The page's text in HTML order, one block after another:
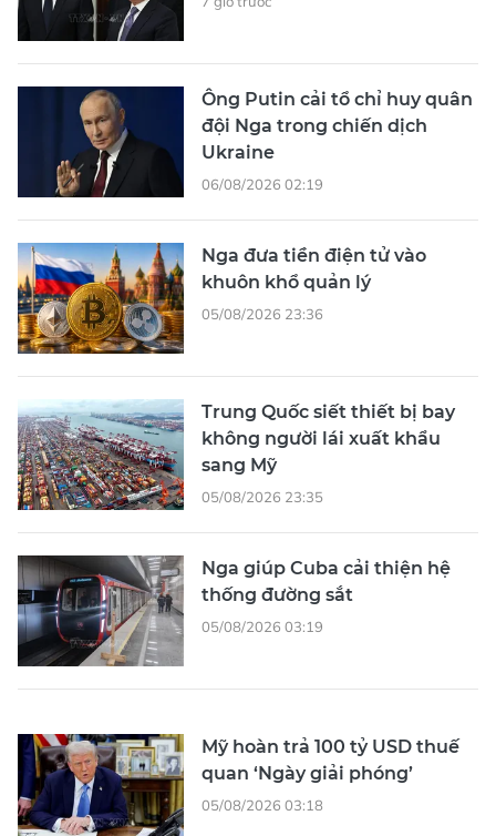
Ông Putin cải tổ chỉ huy quân
đội Nga trong chiến dịch
Ukraine
06/08/2026 02:19
Nga đưa tiền điện tử vào
khuôn khổ quản lý
05/08/2026 23:36
Trung Quốc siết thiết bị bay
không người lái xuất khẩu
sang Mỹ
05/08/2026 23:35
Nga giúp Cuba cải thiện hệ
thống đường sắt
05/08/2026 03:19
Mỹ hoàn trả 100 tỷ USD thuế
quan ‘Ngày giải phóng’
05/08/2026 03:18